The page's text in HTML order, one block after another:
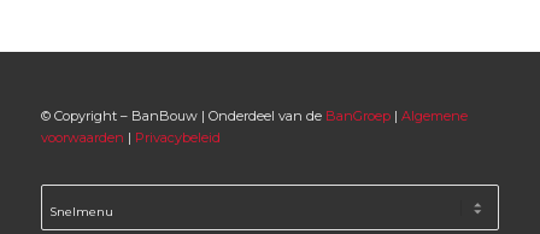
© Copyright – BanBouw | Onderdeel van de BanGroep| Algemene
voorwaarden | Privacybeleid